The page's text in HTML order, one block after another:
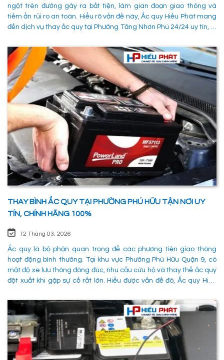
ngột trên đường gây ra bất tiện, làm gian đoạn giao thông và
tiềm ẩn rủi ro an toàn. Hiểu rõ vấn đề này, Ắc quy Hiếu Phát mang
đến dịch vụ thay ắc quy tại Phường Tăng Nhơn Phú 24/24 uy tín, là
bảo an toàn cho các phường tiện và tiết kiệm thời gian cho người
sử dụng. 1. Các phương pháp khắc phục sự cố khi ắc quy hỏng tại
Phường Tăng Nhơn Phú Quận 9 Khi xe không thể khởi động do vấn
đề về điện, có rất nhiều ng
THAY BÌNH ẮC QUY TẠI PHƯỜNG PHÚ HỮU TẬN NƠI UY
TÍN, CHÍNH HÃNG 100%
12 Tháng 03, 2026
Ắc quy là bộ phận quan trọng để các phương tiện giao thông
hoạt động bình thường. Tại khu vực Phường Phú Hữu Quận 9, có
mật độ xe lưu thông đông đúc, nhu cầu cứu hộ và thay thế ắc quy
đột xuất khi gặp sự cố rất lớn. Hiểu được vấn đề đó, Ắc quy Hiếu
Hữu Quận 9 một cách nhanh chóng, chuyên nghiệp và đảm bảo
mọi hoạt động của các phương tiên giao thông không bị gián
đoạn. 1. Dịch vụ thay ắc quy tận nơi tại Phường Phú Hữu Quận 9
nhanh chóng, uy tín